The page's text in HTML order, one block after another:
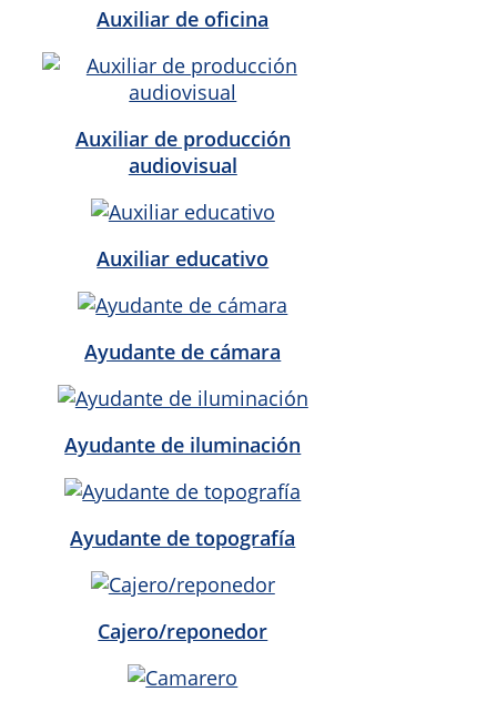
Auxiliar de oficina
Auxiliar de producción
audiovisual
Auxiliar educativo
Ayudante de cámara
Ayudante de iluminación
Ayudante de topografía
Cajero/reponedor